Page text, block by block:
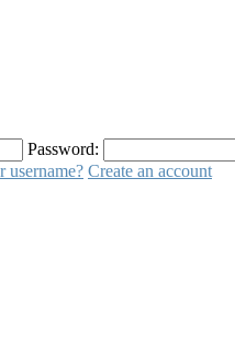
Password:
username? Create an account